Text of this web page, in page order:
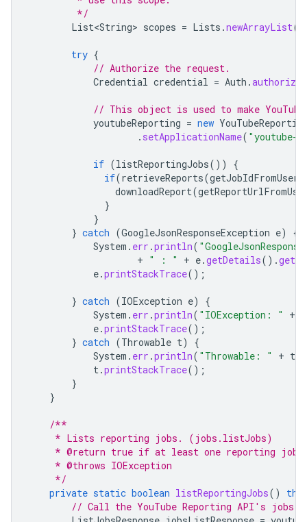
         */
List<String> scopes = Lists .newArrayList(
try {
// Authorize the request.
Credential credential = Auth .authorize
// This object is used to make
youtubeReporting = new
. setApplicationName( "youtube-
if (listReportingJobs())
{
if(retrieveReports(getJobIdFromUser
downloadReport(
}
}
} catch (GoogleJsonResponseException e)
{
System . err .println(
+ " : " + e.getDetails().
e.printStackTrace();
} catch (IOException e)
{
System . err .println( "IOException: " +
e.printStackTrace();
} catch (Throwable t)
{
System . err .println( "Throwable: " + t
t.printStackTrace();
}
}
/**
     * Lists reporting jobs. (jobs.listJobs)
* @return true if at least one reporting job
     * @throws IOException
     */
private static boolean listReportingJobs()
// Call the YouTube Reporting API's